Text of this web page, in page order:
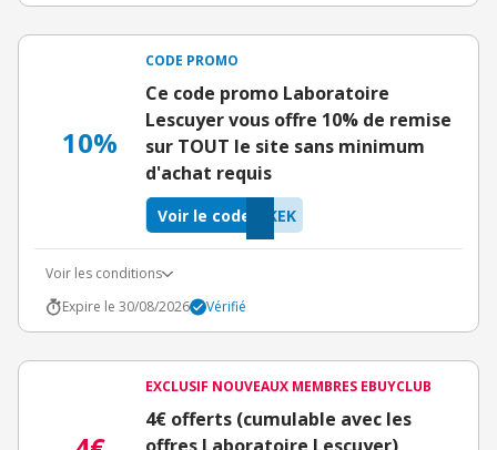
10%
CODE PROMO
Ce code promo Laboratoire
Lescuyer vous offre 10% de remise
sur TOUT le site sans minimum
d'achat requis
KEK
Voir le code
Voir les conditions
Expire le 30/08/2026
Vérifié
EXCLUSIF NOUVEAUX MEMBRES EBUYCLUB
4€ offerts (cumulable avec les